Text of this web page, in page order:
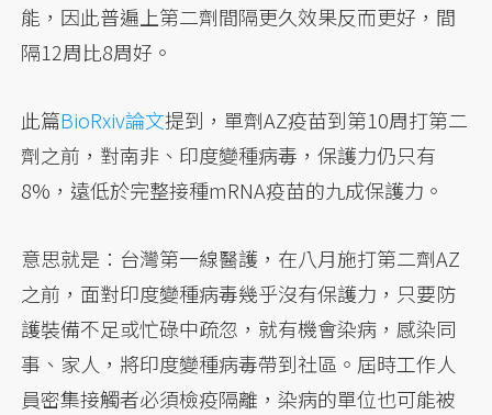
能，因此普遍上第二劑間隔更久效果反而更好，間
隔12周比8周好。
此篇BioRxiv論文提到，單劑AZ疫苗到第10周打第二
劑之前，對南非、印度變種病毒，保護力仍只有
8%，遠低於完整接種mRNA疫苗的九成保護力。
意思就是：台灣第一線醫護，在八月施打第二劑AZ
之前，面對印度變種病毒幾乎沒有保護力，只要防
護裝備不足或忙碌中疏忽，就有機會染病，感染同
事、家人，將印度變種病毒帶到社區。屆時工作人
員密集接觸者必須檢疫隔離，染病的單位也可能被